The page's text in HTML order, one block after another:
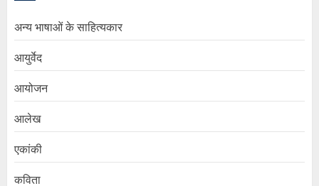
अन्य भाषाओं के साहित्यकार
आयुर्वेद
आयोजन
आलेख
एकांकी
कविता